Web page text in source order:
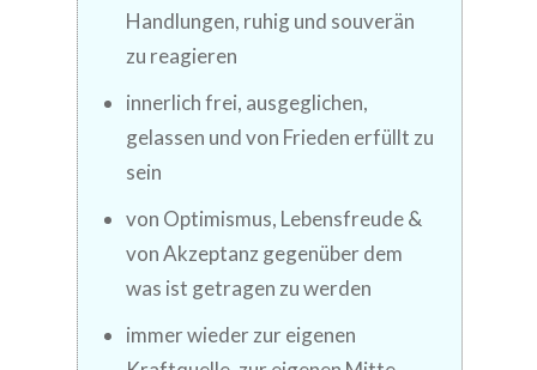
Handlungen, ruhig und souverän
zu reagieren
innerlich frei, ausgeglichen,
gelassen und von Frieden erfüllt zu
sein
von Optimismus, Lebensfreude &
von Akzeptanz gegenüber dem
was ist getragen zu werden
immer wieder zur eigenen